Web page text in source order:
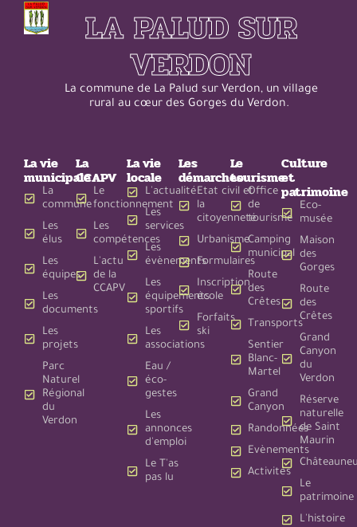
LA PALUD SUR
VERDON
La commune de La Palud sur Verdon, un village
rural au cœur des Gorges du Verdon.
La vie
municipale
La
commune
Les
élus
Les
équipes
Les
documents
Les
projets
Parc
Naturel
Régional
du
Verdon
La
CCAPV
Le
fonctionnement
Les
compétences
L'actu
de la
CCAPV
La vie
locale
L'actualité
Les
services
Les
évènements
Les
équipements
sportifs
Les
associations
Eau /
éco-
gestes
Les
annonces
d'emploi
Le T'as
pas lu
Les
démarches
Etat civil et
la
citoyenneté
Urbanisme
Formulaires
Inscription
école
Forfaits
ski
Le
tourisme
Office
de
tourisme
Camping
municipal
Route
des
Crêtes
Transports
Sentier
Blanc-
Martel
Grand
Canyon
Randonnées
Evènements
Activités
Culture
et
patrimoine
Eco-
musée
Maison
des
Gorges
Route
des
Crêtes
Grand
Canyon
du
Verdon
Réserve
naturelle
de Saint
Maurin
Le
patrimoine
L'histoire